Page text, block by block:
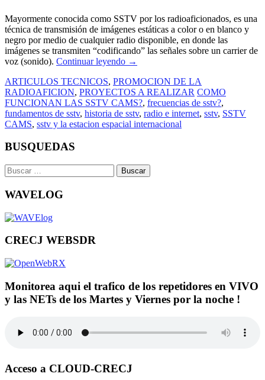
Mayormente conocida como SSTV por los radioaficionados, es una
técnica de transmisión de imágenes estáticas a color o en blanco y
negro por medio de cualquier radio disponible, en donde las
imágenes se transmiten “codificando” las señales sobre un carrier de
voz (sonido). Continuar leyendo →
ARTICULOS TECNICOS, PROMOCION DE LA
RADIOAFICION, PROYECTOS A REALIZAR COMO
FUNCIONAN LAS SSTV CAMS?, frecuencias de sstv?,
fundamentos de sstv, historia de sstv, radio e internet, sstv, SSTV
CAMS, sstv y la estacion espacial internacional
BUSQUEDAS
Buscar:
WAVELOG
CRECJ WEBSDR
Monitorea aqui el trafico de los repetidores en VIVO
y las NETs de los Martes y Viernes por la noche !
Acceso a CLOUD-CRECJ